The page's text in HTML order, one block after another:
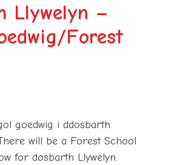
Llywelyn –
Forest
goedwig i ddosbarth
will be a Forest School
for dosbarth Llywelyn.